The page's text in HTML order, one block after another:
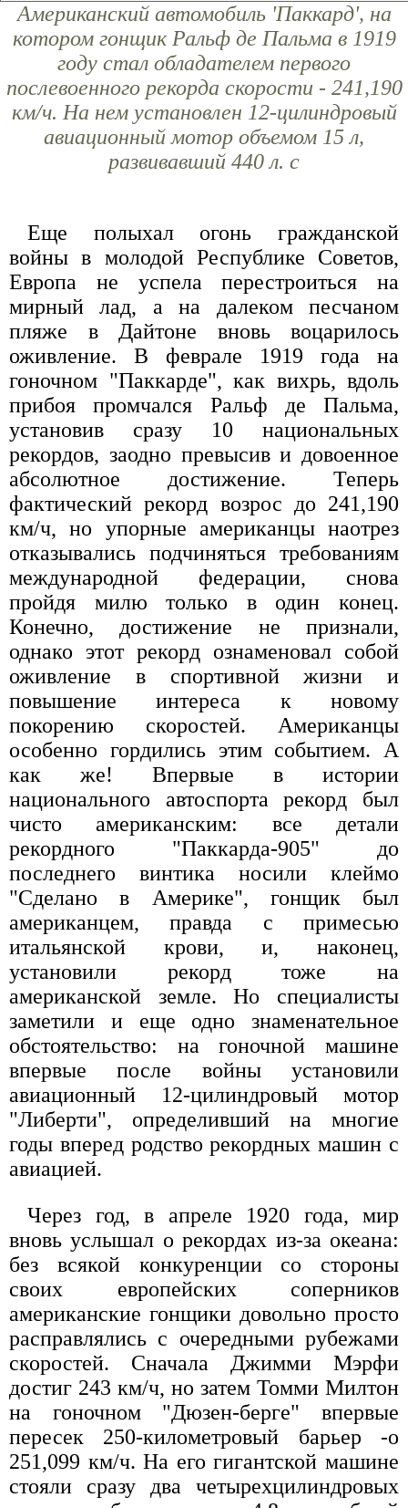
Американский автомобиль 'Паккард', на
котором гонщик Ральф де Пальма в 1919
году стал обладателем первого
послевоенного рекорда скорости - 241,190
км/ч. На нем установлен 12-цилиндровый
авиационный мотор объемом 15 л,
развивавший 440 л. с
Еще полыхал огонь гражданской
войны в молодой Республике Советов,
Европа не успела перестроиться на
мирный лад, а на далеком песчаном
пляже в Дайтоне вновь воцарилось
оживление. В феврале 1919 года на
гоночном "Паккарде", как вихрь, вдоль
прибоя промчался Ральф де Пальма,
установив сразу 10 национальных
рекордов, заодно превысив и довоенное
абсолютное достижение. Теперь
фактический рекорд возрос до 241,190
км/ч, но упорные американцы наотрез
отказывались подчиняться требованиям
международной федерации, снова
пройдя милю только в один конец.
Конечно, достижение не признали,
однако этот рекорд ознаменовал собой
оживление в спортивной жизни и
повышение интереса к новому
покорению скоростей. Американцы
особенно гордились этим событием. А
как же! Впервые в истории
национального автоспорта рекорд был
чисто американским: все детали
рекордного "Паккарда-905" до
последнего винтика носили клеймо
"Сделано в Америке", гонщик был
американцем, правда с примесью
итальянской крови, и, наконец,
установили рекорд тоже на
американской земле. Но специалисты
заметили и еще одно знаменательное
обстоятельство: на гоночной машине
впервые после войны установили
авиационный 12-цилиндровый мотор
"Либерти", определивший на многие
годы вперед родство рекордных машин с
авиацией.
Через год, в апреле 1920 года, мир
вновь услышал о рекордах из-за океана:
без всякой конкуренции со стороны
своих европейских соперников
американские гонщики довольно просто
расправлялись с очередными рубежами
скоростей. Сначала Джимми Мэрфи
достиг 243 км/ч, но затем Томми Милтон
на гоночном "Дюзен-берге" впервые
пересек 250-километровый барьер -o
251,099 км/ч. На его гигантской машине
стояли сразу два четырехцилиндровых